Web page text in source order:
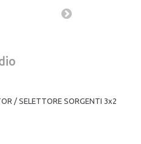
/ SELETTORE SORGENTI 3x2